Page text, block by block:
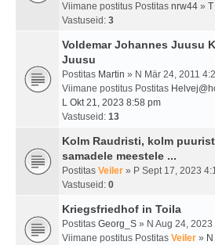
Viimane postitus Postitas nrw44 »
Vastuseid: 3
Voldemar Johannes Juusu
Juusu
Postitas Martin » N Mär 24, 2011
Viimane postitus Postitas
L Okt 21, 2023 8:58 pm
Vastuseid: 13
Kolm Raudristi, kolm
samadele meestele ...
Postitas Veiler » P Sept 17, 2023
Vastuseid: 0
Kriegsfriedhof in Toila
Postitas Georg_S » N Aug 24,
Viimane postitus Postitas Veiler »